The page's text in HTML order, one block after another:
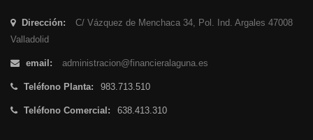
Dirección:
C/ Vázquez de Menchaca 34, Pol. Ind. Argales 47008
Valladolid
email: administracion@financieralaguna.es
Teléfono Planta: 983.713.510
Teléfono Comercial: 638.413.310